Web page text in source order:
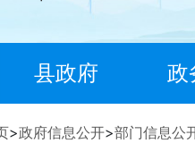
县政府 政
>政府信息公开>部门信息公